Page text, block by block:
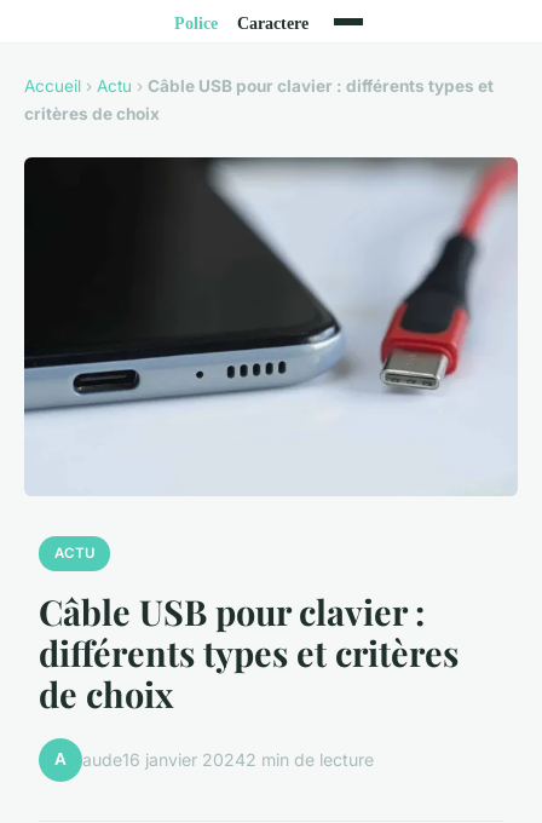
Accueil › Actu › Câble USB pour clavier : différents types et
critères de choix
ACTU
Câble USB pour clavier :
différents types et critères
de choix
A aude16 janvier 20242 min de lecture